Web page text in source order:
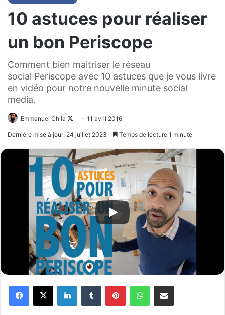
10 astuces pour réaliser
un bon Periscope
Comment bien maitriser le réseau
social Periscope avec 10 astuces que je vous livre
en vidéo pour notre nouvelle minute social
media.
Emmanuel Chila
Follow11 avril 2016
Dernière mise à jour: 24 juillet 2023 Temps de lecture 1 minute